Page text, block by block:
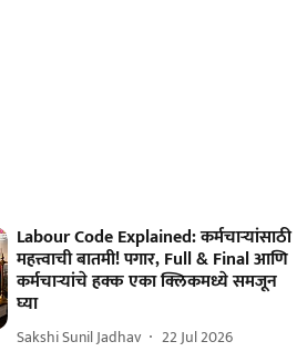
Labour Code Explained: कर्मचाऱ्यांसाठी
महत्त्वाची बातमी! पगार, Full & Final आणि
कर्मचाऱ्यांचे हक्क एका क्लिकमध्ये समजून
घ्या
Sakshi Sunil Jadhav 22 Jul 2026